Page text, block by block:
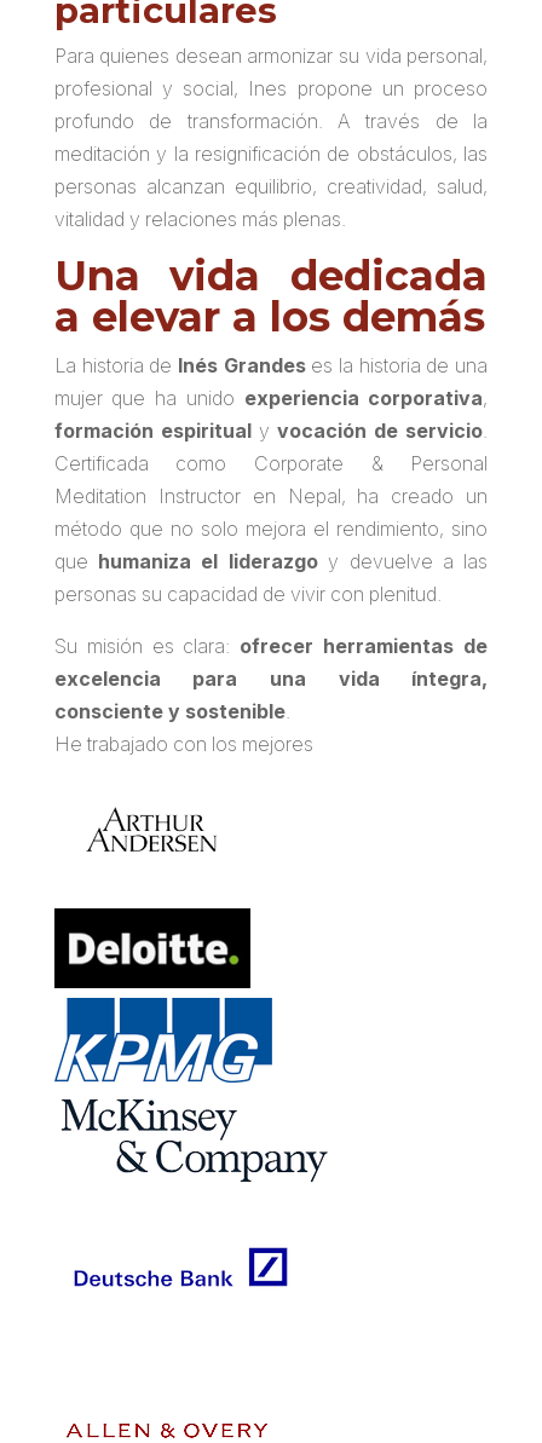
particulares
Para quienes desean armonizar su vida personal,
profesional y social, Ines propone un proceso
profundo de transformación. A través de la
meditación y la resignificación de obstáculos, las
personas alcanzan equilibrio, creatividad, salud,
vitalidad y relaciones más plenas.
Una vida dedicada
a elevar a los demás
La historia de Inés Grandeses la historia de una
mujer que ha unido experiencia corporativa,
formación espiritualyvocación de servicio.
Certificada como Corporate & Personal
Meditation Instructoren Nepal, ha creado un
método que no solo mejora el rendimiento, sino
que humaniza el liderazgoy devuelve a las
personas su capacidad de vivir con plenitud.
Su misión es clara: ofrecer herramientas de
excelencia para una vida íntegra,
consciente y sostenible.
He trabajado con los mejores